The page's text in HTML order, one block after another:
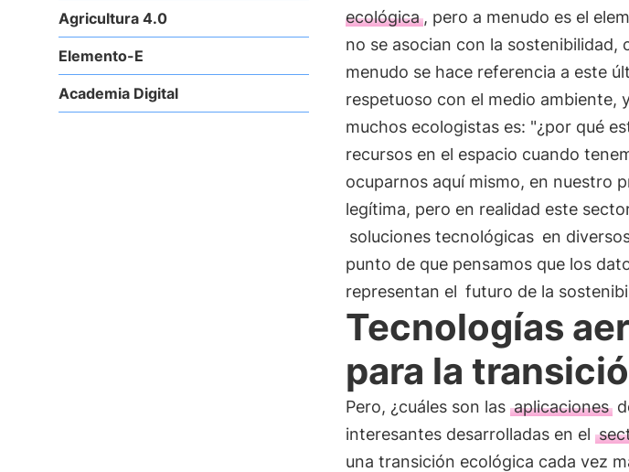
Agricultura 4.0
Elemento-E
Academia Digital
ecológica, pero a menudo es el
no se asocian con la sostenibilidad,
menudo se hace referencia a este
respetuoso con el medio ambiente,
muchos ecologistas es: "¿por qué
recursos en el espacio cuando
ocuparnos aquí mismo, en nuestro
legítima, pero en realidad este
soluciones tecnológicas en
punto de que pensamos que los
representan el futuro de la
Tecnologías
para la
Pero, ¿cuáles son las aplicaciones
interesantes desarrolladas en el
una transición ecológica cada vez